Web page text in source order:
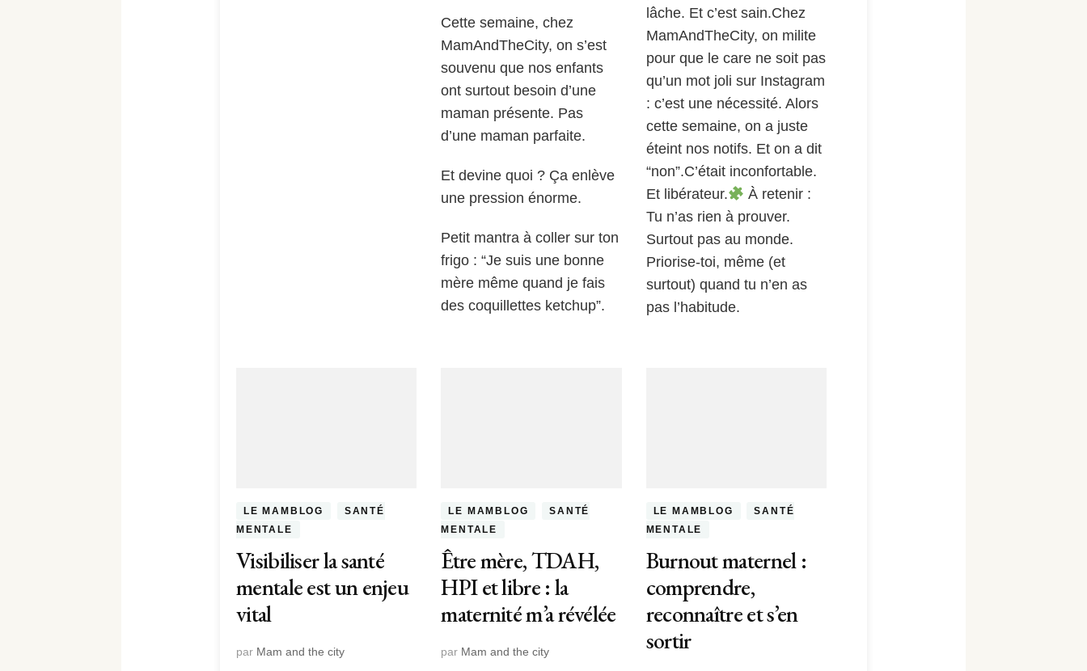
Cette semaine, chez
MamAndTheCity, on s’est
souvenu que nos enfants
ont surtout besoin d’une
maman présente. Pas
d’une maman parfaite.
Et devine quoi ? Ça enlève
une pression énorme.
Petit mantra à coller sur ton
frigo : “Je suis une bonne
mère même quand je fais
des coquillettes ketchup”.
lâche. Et c’est sain.Chez
MamAndTheCity, on milite
pour que le care ne soit pas
qu’un mot joli sur Instagram
: c’est une nécessité. Alors
cette semaine, on a juste
éteint nos notifs. Et on a dit
“non”.C’était inconfortable.
Et libérateur.
À retenir :
Tu n’as rien à prouver.
Surtout pas au monde.
Priorise-toi, même (et
surtout) quand tu n’en as
pas l’habitude.
LE MAMBLOG
SANTÉ
MENTALE
Visibiliser la santé
mentale est un enjeu
vital
par Mam and the city
LE MAMBLOG
SANTÉ
MENTALE
Être mère, TDAH,
HPI et libre : la
maternité m’a révélée
par Mam and the city
LE MAMBLOG
SANTÉ
MENTALE
Burnout maternel :
comprendre,
reconnaître et s’en
sortir